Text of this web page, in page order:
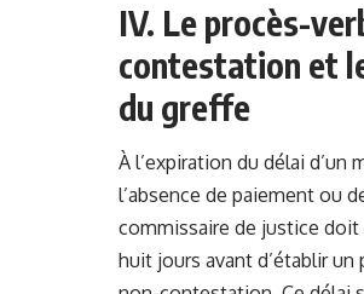
IV. Le procès-
contestation et
du greffe
À l’expiration du délai d’un
l’absence de paiement ou
commissaire de justice
huit jours avant d’établir un